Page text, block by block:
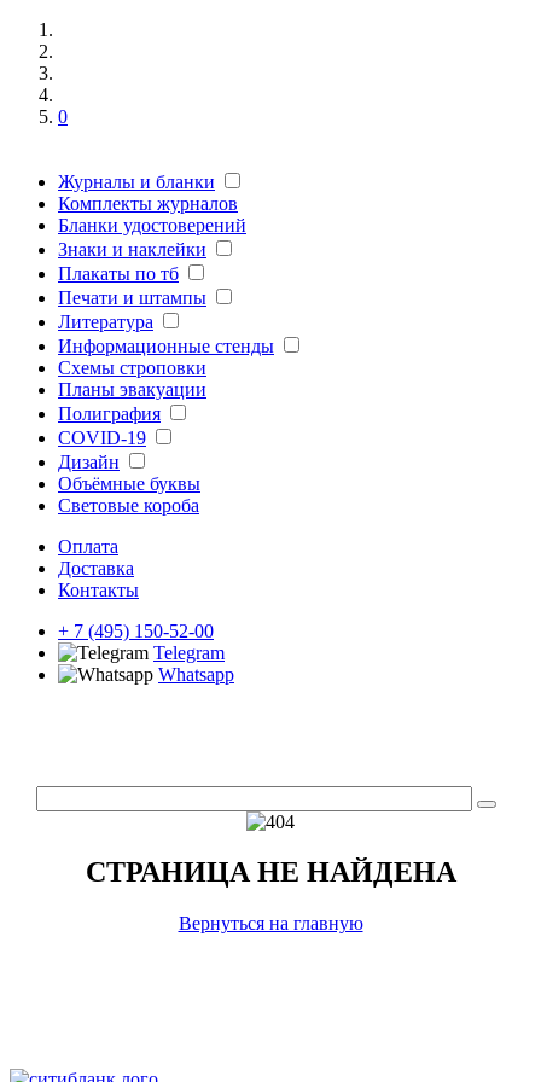
0
Журналы и бланки
Комплекты журналов
Бланки удостоверений
Знаки и наклейки
Плакаты по тб
Печати и штампы
Литература
Информационные стенды
Схемы строповки
Планы эвакуации
Полиграфия
COVID-19
Дизайн
Объёмные буквы
Световые короба
Оплата
Доставка
Контакты
+ 7 (495) 150-52-00
Telegram
Whatsapp
СТРАНИЦА НЕ НАЙДЕНА
Вернуться на главную